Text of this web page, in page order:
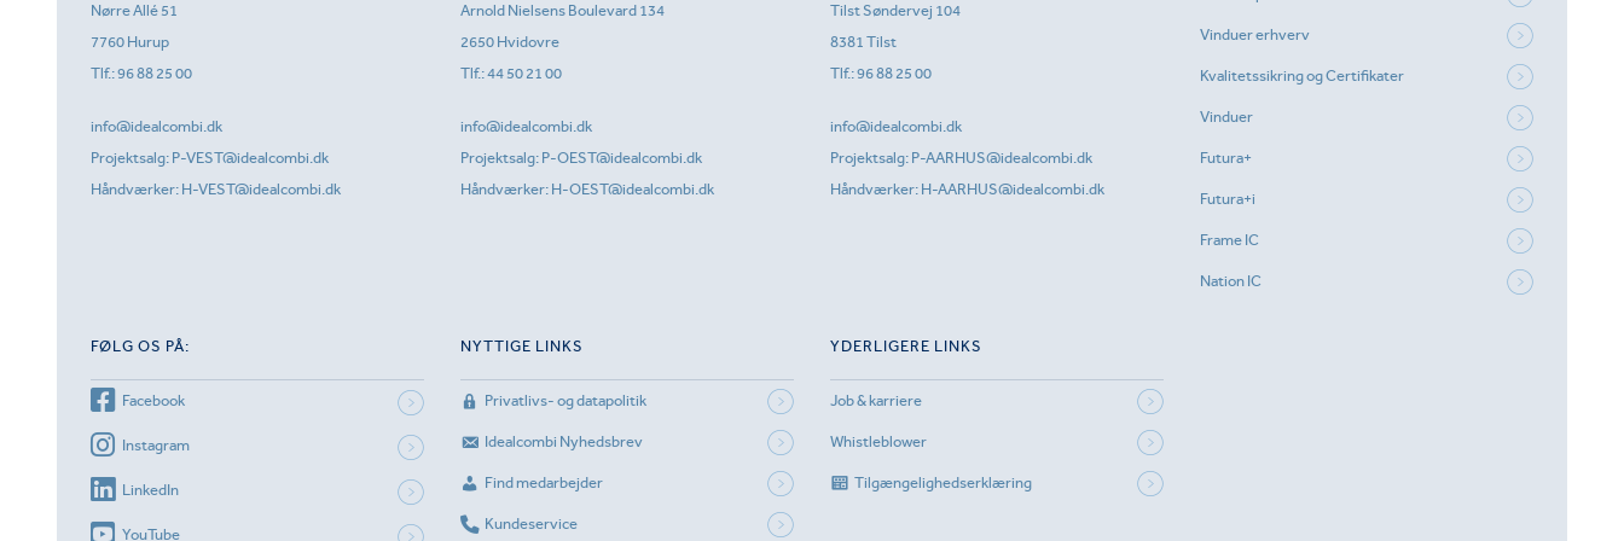
Nørre Allé 51
7760 Hurup
Tlf.:96 88 25 00
info@idealcombi.dk
Projektsalg: P-VEST@idealcombi.dk
Håndværker: H-VEST@idealcombi.dk
Arnold Nielsens Boulevard 134
2650 Hvidovre
Tlf.:44 50 21 00
info@idealcombi.dk
Projektsalg: P-OEST@idealcombi.dk
Håndværker: H-OEST@idealcombi.dk
Tilst Søndervej 104
8381 Tilst
Tlf.:96 88 25 00
info@idealcombi.dk
Projektsalg: P-AARHUS@idealcombi.dk
Håndværker: H-AARHUS@idealcombi.dk
Vinduer erhverv
Kvalitetssikring og Certifikater
Vinduer
Futura+
Futura+i
Frame IC
Nation IC
FØLG OS PÅ:
Facebook
Instagram
LinkedIn
YouTube
NYTTIGE LINKS
Privatlivs- og datapolitik
Idealcombi Nyhedsbrev
Find medarbejder
Kundeservice
YDERLIGERE LINKS
Job & karriere
Whistleblower
Tilgængelighedserklæring